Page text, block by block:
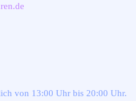
von 13:00 Uhr bis 20:00 Uhr.